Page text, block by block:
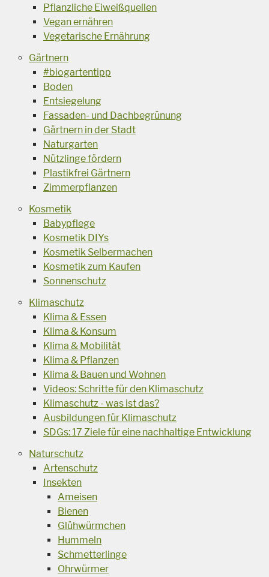
Pflanzliche Eiweißquellen
Vegan ernähren
Vegetarische Ernährung
Gärtnern
#biogartentipp
Boden
Entsiegelung
Fassaden- und Dachbegrünung
Gärtnern in der Stadt
Naturgarten
Nützlinge fördern
Plastikfrei Gärtnern
Zimmerpflanzen
Kosmetik
Babypflege
Kosmetik DIYs
Kosmetik Selbermachen
Kosmetik zum Kaufen
Sonnenschutz
Klimaschutz
Klima & Essen
Klima & Konsum
Klima & Mobilität
Klima & Pflanzen
Klima & Bauen und Wohnen
Videos: Schritte für den Klimaschutz
Klimaschutz - was ist das?
Ausbildungen für Klimaschutz
SDGs: 17 Ziele für eine nachhaltige Entwicklung
Naturschutz
Artenschutz
Insekten
Ameisen
Bienen
Glühwürmchen
Hummeln
Schmetterlinge
Ohrwürmer